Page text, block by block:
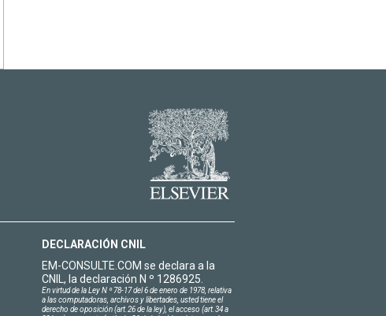
DECLARACIÓN CNIL
EM-CONSULTE.COM se declara a la
CNIL, la declaración N º 1286925.
En virtud de la Ley N º 78-17 del 6 de enero de 1978, relativa
a las computadoras, archivos y libertades, usted tiene el
derecho de oposición (art.26 de la ley), el acceso (art.34 a